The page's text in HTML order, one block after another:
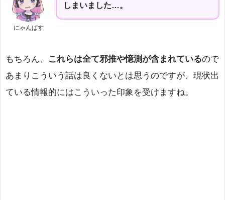
にゃんぱす
しまいました…。
もちろん、 これらは全て邪推や憶測が含まれているので
あまりこういう話は良くないとは思うのですが、現状出
ている情報的にはこういった印象を受けますね。